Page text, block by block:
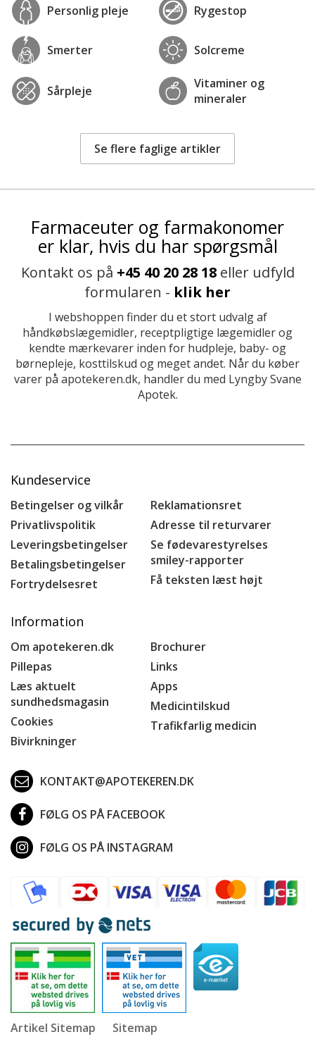
Personlig pleje Rygestop
Smerter Solcreme
Sårpleje
Vitaminer og
mineraler
Se flere faglige artikler
Farmaceuter og farmakonomer
er klar, hvis du har spørgsmål
Kontakt os på +45 40 20 28 18eller udfyld
formularen - klik her
I webshoppen finder du et stort udvalg af
håndkøbslægemidler, receptpligtige lægemidler og
kendte mærkevarer inden for hudpleje, baby- og
børnepleje, kosttilskud og meget andet. Når du køber
varer på apotekeren.dk, handler du med Lyngby Svane
Apotek.
Kundeservice
Betingelser og vilkår
Privatlivspolitik
Leveringsbetingelser
Betalingsbetingelser
Fortrydelsesret
Reklamationsret
Adresse til returvarer
Se fødevarestyrelses
smiley-rapporter
Få teksten læst højt
Information
Om apotekeren.dk
Pillepas
Læs aktuelt
sundhedsmagasin
Cookies
Bivirkninger
Brochurer
Links
Apps
Medicintilskud
Trafikfarlig medicin
KONTAKT@APOTEKEREN.DK
FØLG OS PÅ FACEBOOK
FØLG OS PÅ INSTAGRAM
Artikel Sitemap Sitemap